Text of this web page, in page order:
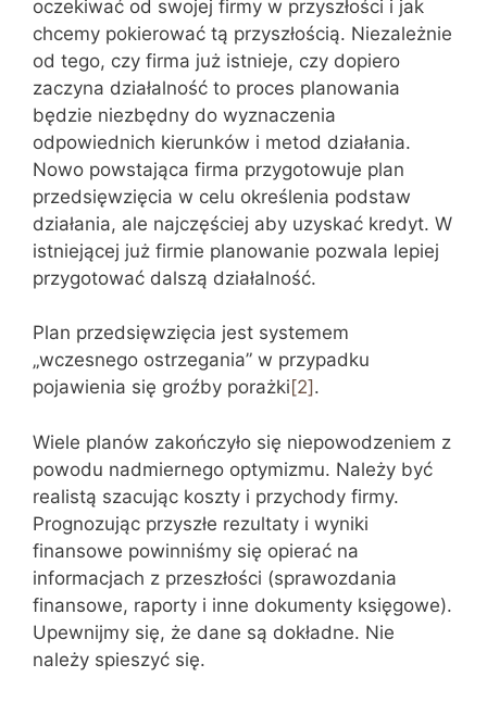
oczekiwać od swojej firmy w przyszłości i jak
chcemy pokierować tą przyszłością. Niezależnie
od tego, czy firma już istnieje, czy dopiero
zaczyna działalność to proces planowania
będzie niezbędny do wyznaczenia
odpowiednich kierunków i metod działania.
Nowo powstająca firma przygotowuje plan
przedsięwzięcia w celu określenia podstaw
działania, ale najczęściej aby uzyskać kredyt. W
istniejącej już firmie planowanie pozwala lepiej
przygotować dalszą działalność.
Plan przedsięwzięcia jest systemem
„wczesnego ostrzegania” w przypadku
pojawienia się groźby porażki [2] .
Wiele planów zakończyło się niepowodzeniem z
powodu nadmiernego optymizmu. Należy być
realistą szacując koszty i przychody firmy.
Prognozując przyszłe rezultaty i wyniki
finansowe powinniśmy się opierać na
informacjach z przeszłości (sprawozdania
finansowe, raporty i inne dokumenty księgowe).
Upewnijmy się, że dane są dokładne. Nie
należy spieszyć się.